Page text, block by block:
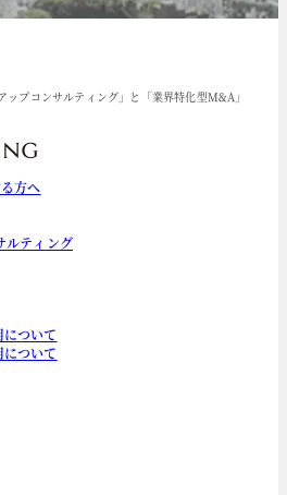
プコンサルティング」と「業界特化型M&A」
方へ
ルティング
ついて
ついて